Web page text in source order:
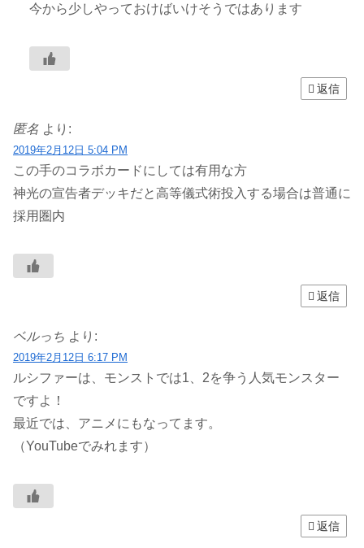
今から少しやっておけばいけそうではあります
返信
匿名 より:
2019年2月12日 5:04 PM
この手のコラボカードにしては有用な方
神光の宣告者デッキだと高等儀式術投入する場合は普通に
採用圏内
返信
ベルっち より:
2019年2月12日 6:17 PM
ルシファーは、モンストでは1、2を争う人気モンスター
ですよ！
最近では、アニメにもなってます。
（YouTubeでみれます）
返信